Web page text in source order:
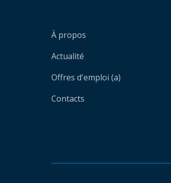
À propos
Actualité
Offres d'emploi (a)
Contacts